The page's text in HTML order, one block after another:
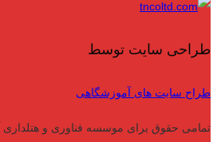
طراحی سایت توسط
طراح سایت های آموزشگاهی
تمامی حقوق برای موسسه فناوری و